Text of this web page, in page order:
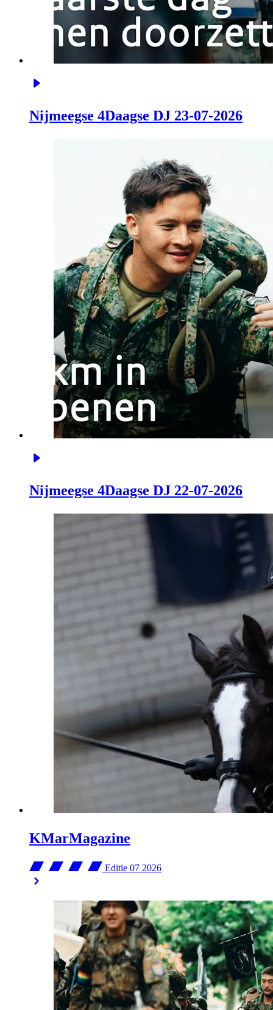
Nijmeegse 4Daagse DJ 23-07-2026
Nijmeegse 4Daagse DJ 22-07-2026
KMarMagazine
Editie 07 2026